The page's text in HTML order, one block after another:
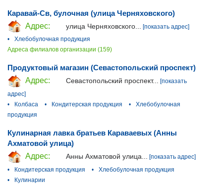
Каравай-Св, булочная (улица Черняховского)
Адрес:
улица Черняховского...
[показать адрес]
•
Хлебобулочная продукция
Адреса филиалов организации (159)
Продуктовый магазин (Севастопольский проспект)
Адрес:
Севастопольский проспект... [показать
адрес]
•
Колбаса • Кондитерская продукция •
Хлебобулочная
продукция
Кулинарная лавка братьев Караваевых (Анны
Ахматовой улица)
Адрес:
Анны Ахматовой улица...
[показать адрес]
•
Кондитерская продукция •
Хлебобулочная продукция
•
Кулинарии